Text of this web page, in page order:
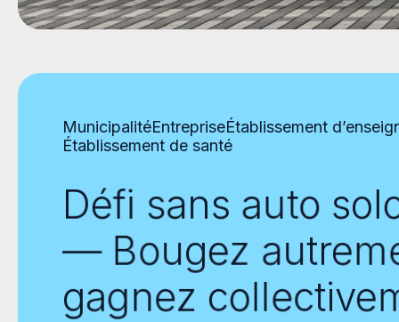
MunicipalitéEntrepriseÉtablissement
Établissement de santé
Défi sans auto
— Bougez
gagnez